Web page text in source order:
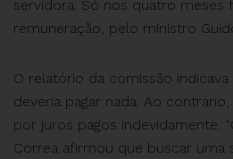
servidora. Só nos quatro meses
remuneração, pelo ministro
O relatório da comissão
deveria pagar nada. Ao
por juros pagos indevidamente.
Correa afirmou que buscar uma